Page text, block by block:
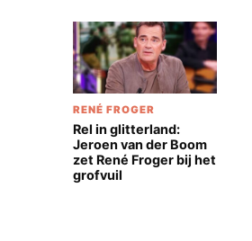
RENÉ FROGER
Rel in glitterland:
Jeroen van der Boom
zet René Froger bij het
grofvuil